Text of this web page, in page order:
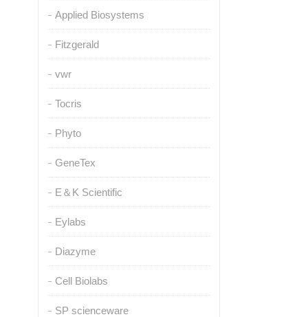
Applied Biosystems
Fitzgerald
vwr
Tocris
Phyto
GeneTex
E＆K Scientific
Eylabs
Diazyme
Cell Biolabs
SP scienceware